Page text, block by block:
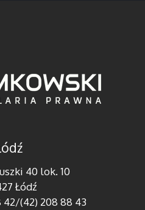
40 lok. 10
Łódź
42/(42) 208 88 43